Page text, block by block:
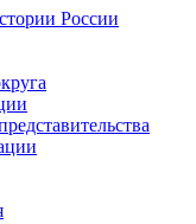
России